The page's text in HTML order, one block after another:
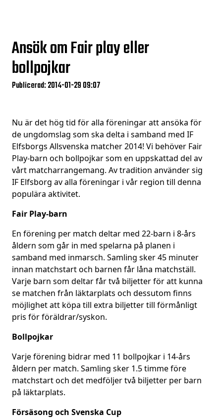
Ansök om Fair play eller
bollpojkar
Publicerad: 2014-01-29 09:07
Nu är det hög tid för alla föreningar att ansöka för
de ungdomslag som ska delta i samband med IF
Elfsborgs Allsvenska matcher 2014! Vi behöver Fair
Play-barn och bollpojkar som en uppskattad del av
vårt matcharrangemang. Av tradition använder sig
IF Elfsborg av alla föreningar i vår region till denna
populära aktivitet.
Fair Play-barn
En förening per match deltar med 22-barn i 8-års
åldern som går in med spelarna på planen i
samband med inmarsch. Samling sker 45 minuter
innan matchstart och barnen får låna matchställ.
Varje barn som deltar får två biljetter för att kunna
se matchen från läktarplats och dessutom finns
möjlighet att köpa till extra biljetter till förmånligt
pris för föräldrar/syskon.
Bollpojkar
Varje förening bidrar med 11 bollpojkar i 14-års
åldern per match. Samling sker 1.5 timme före
matchstart och det medföljer två biljetter per barn
på läktarplats.
Försäsong och Svenska Cup